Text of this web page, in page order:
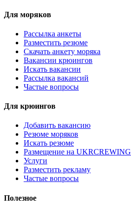
Для моряков
Раccылка анкеты
Разместить резюме
Скачать анкету моряка
Вакансии крюингов
Искать вакансии
Рассылка вакансий
Частые вопросы
Для крюингов
Добавить вакансию
Резюме моряков
Искать резюме
Размещение на UKRCREWING
Услуги
Разместить рекламу
Частые вопросы
Полезное